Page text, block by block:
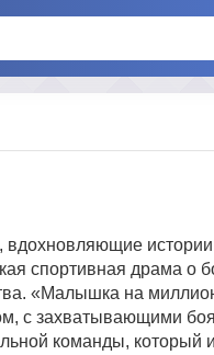
спортивная драма о
«Малышка на
с захватывающими
команды, который